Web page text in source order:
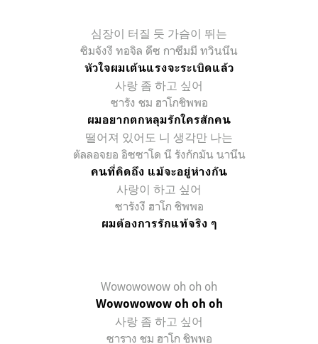
심장이 터질 듯 가슴이 뛰는
ซิมจังงี ทอจิล ดึซ กาซึมมี ทวินนึน
หัวใจผมเต้นแรงจะระเบิดแล้ว
사랑 좀 하고 싶어
ซารัง ชม ฮาโกชิพพอ
ผมอยากตกหลุมรักใครสักคน
떨어져 있어도 니 생각만 나는
ตัลลอจยอ อิซซาโด นี รังกักมัน นานึน
คนที่คิดถึง แม้จะอยู่ห่างกัน
사랑이 하고 싶어
ซารังงี ฮาโก ชิพพอ
ผมต้องการรักแท้จริง ๆ
Wowowowow oh oh oh
Wowowowow oh oh oh
사랑 좀 하고 싶어
ซาราง ชม ฮาโก ชิพพอ